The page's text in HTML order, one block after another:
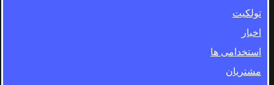
تولکیت
اخبار
استخدامی ها
مشتریان